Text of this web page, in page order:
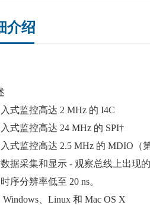
介绍
式监控高达 2 MHz 的 I4C
式监控高达 24 MHz 的 SPI†
式监控高达 2.5 MHz 的 MDIO（
据采集和显示 - 观察总线上出现的
序分辨率低至 20 ns。
Windows、Linux 和 Mac OS X